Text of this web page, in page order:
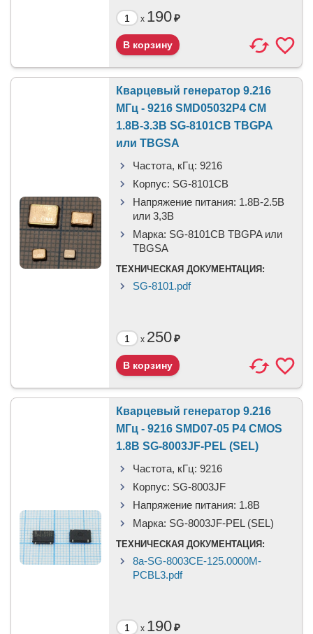
x 190₽
Кварцевый генератор 9.216
МГц - 9216 SMD05032P4 CM
1.8В-3.3В SG-8101CB TBGPA
или TBGSA
Частота, кГц: 9216
Корпус: SG-8101CB
Напряжение питания: 1.8В-2.5B
или 3,3B
Марка: SG-8101CB TBGPA или
TBGSA
ТЕХНИЧЕСКАЯ ДОКУМЕНТАЦИЯ:
SG-8101.pdf
x 250₽
Кварцевый генератор 9.216
МГц - 9216 SMD07-05 P4 CMOS
1.8В SG-8003JF-PEL (SEL)
Частота, кГц: 9216
Корпус: SG-8003JF
Напряжение питания: 1.8В
Марка: SG-8003JF-PEL (SEL)
ТЕХНИЧЕСКАЯ ДОКУМЕНТАЦИЯ:
8a-SG-8003CE-125.0000M-
PCBL3.pdf
x 190₽